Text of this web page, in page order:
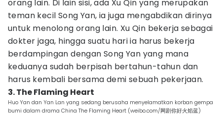
orang lain. Di lain sisi, ada Xu Qin yang merupakan
teman kecil Song Yan, ia juga mengabdikan dirinya
untuk menolong orang lain. Xu Qin bekerja sebagai
dokter jaga, hingga suatu hari ia harus bekerja
berdampingan dengan Song Yan yang mana
keduanya sudah berpisah bertahun-tahun dan
harus kembali bersama demi sebuah pekerjaan.
3. The Flaming Heart
Huo Yan dan Yan Lan yang sedang berusaha menyelamatkan korban gempa
bumi dalam drama China The Flaming Heart (weibo.com/网剧你好火焰蓝)